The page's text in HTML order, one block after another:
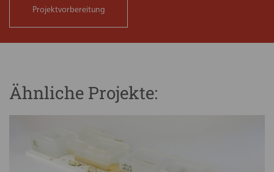
Projektvorbereitung
Ähnliche Projekte: